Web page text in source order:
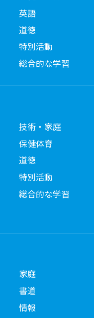
英語
道徳
特別活動
総合的な学習
技術・家庭
保健体育
道徳
特別活動
総合的な学習
家庭
書道
情報